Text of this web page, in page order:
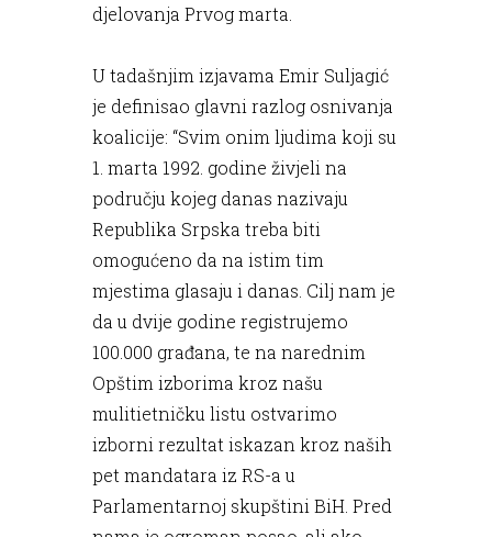
djelovanja Prvog marta.
U tadašnjim izjavama Emir Suljagić
je definisao glavni razlog osnivanja
koalicije: “Svim onim ljudima koji su
1. marta 1992. godine živjeli na
području kojeg danas nazivaju
Republika Srpska treba biti
omogućeno da na istim tim
mjestima glasaju i danas. Cilj nam je
da u dvije godine registrujemo
100.000 građana, te na narednim
Opštim izborima kroz našu
mulitietničku listu ostvarimo
izborni rezultat iskazan kroz naših
pet mandatara iz RS-a u
Parlamentarnoj skupštini BiH. Pred